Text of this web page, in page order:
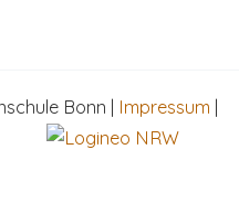
Bonn | Impressum